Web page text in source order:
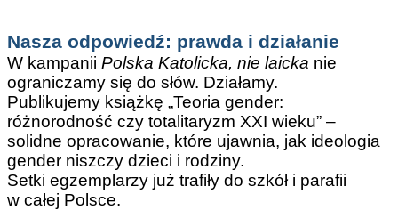
Nasza odpowiedź: prawda i działanie
W kampanii Polska Katolicka, nie laicka nie
ograniczamy się do słów. Działamy.
Publikujemy książkę „Teoria gender:
różnorodność czy totalitaryzm XXI wieku” –
solidne opracowanie, które ujawnia, jak ideologia
gender niszczy dzieci i rodziny.
Setki egzemplarzy już trafiły do szkół i parafii
w całej Polsce.